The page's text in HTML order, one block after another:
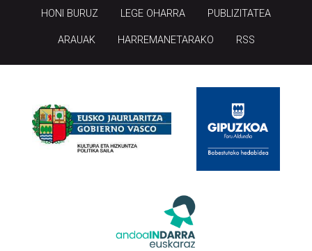
HONI BURUZ LEGE OHARRA PUBLIZITATEA
ARAUAK HARREMANETARAKO RSS